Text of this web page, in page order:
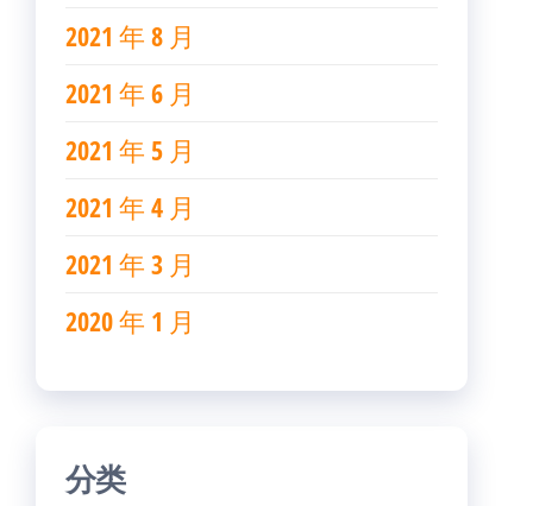
2021 年 8 月
2021 年 6 月
2021 年 5 月
2021 年 4 月
2021 年 3 月
2020 年 1 月
分类